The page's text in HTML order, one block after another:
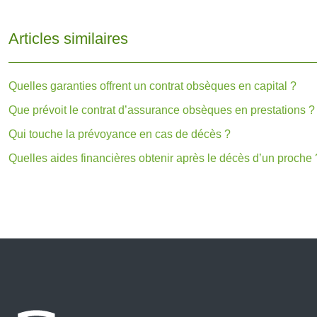
Articles similaires
Quelles garanties offrent un contrat obsèques en capital ?
Que prévoit le contrat d’assurance obsèques en prestations ?
Qui touche la prévoyance en cas de décès ?
Quelles aides financières obtenir après le décès d’un proche